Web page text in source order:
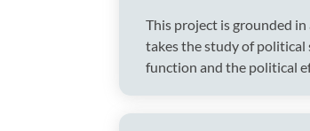
This project is grounded
takes the study of
function and the political